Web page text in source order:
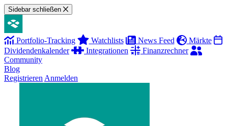
Sidebar schließen
Portfolio-Tracking Watchlists News Feed
Märkte
Dividendenkalender
Integrationen
Finanzrechner
Community
Blog
Registrieren Anmelden